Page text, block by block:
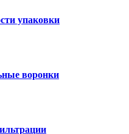
упаковки
воронки